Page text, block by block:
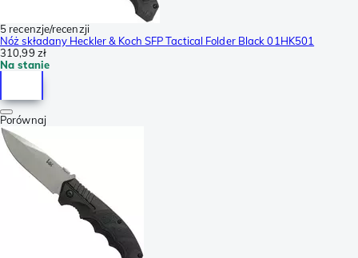
5 recenzje/recenzji
Nóż składany Heckler & Koch SFP Tactical Folder Black 01HK501
310,99 zł
Na stanie
Porównaj